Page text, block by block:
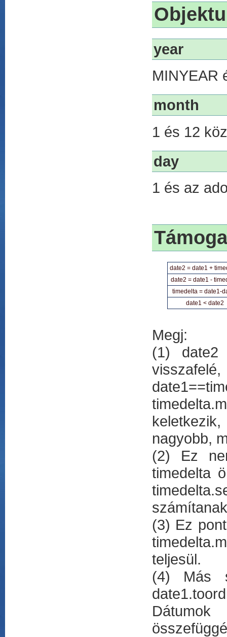
year
MINYEAR
month
1 és 12
day
1 és az
date2 = date1 +
date2 = date1 -
timedelta = date1-
date1 < date2
Megj:
(1) date2
nagyobb,
(2) Ez
timedelta
(3) Ez
teljesül.
(4) Más